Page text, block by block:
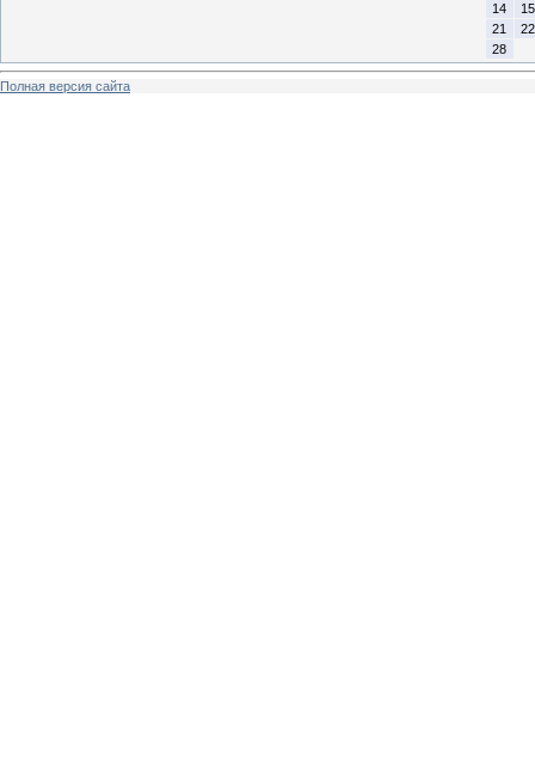
14
15
21
22
28
Полная версия сайта